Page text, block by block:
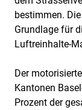
bestimmen.
Grundlage für
Luftreinhalte-
Der
Kantonen
Prozent der